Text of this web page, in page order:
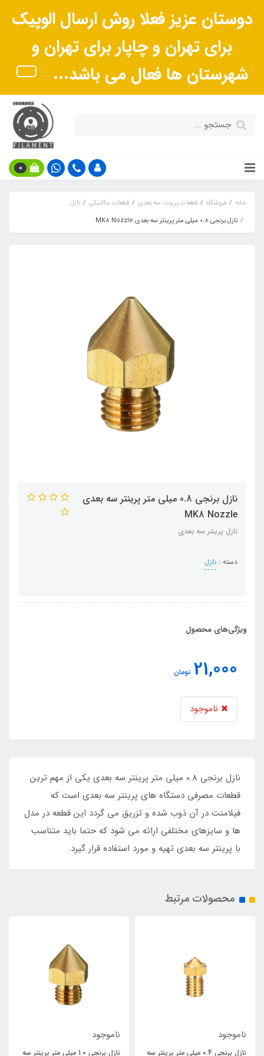
دوستان عزیز فعلا روش ارسال الوپیک
برای تهران و چاپار برای تهران و
شهرستان ها فعال می باشد...
0
خانه فروشگاه قطعات پرینت سه بعدی قطعات مکانیکی
نازل
نازل برنجی 0.8 میلی متر پرینتر سه بعدی MK8 Nozzle
نازل برنجی 0.8 میلی متر پرینتر سه بعدی
MK8 Nozzle
نازل پرینتر سه بعدی
دسته : نازل
ویژگی‌های محصول
21,000 تومان
ناموجود
نازل برنجی 0.8 میلی متر پرینتر سه بعدی یکی از مهم ترین
قطعات مصرفی دستگاه های پرینتر سه بعدی است که
فیلامنت در آن ذوب شده و تزریق می گردد این قطعه در مدل
ها و سایزهای مختلفی ارائه می شود که حتما باید متناسب
با پرینتر سه بعدی تهیه و مورد استفاده قرار گیرد.
محصولات مرتبط
ناموجود
نازل برنجی 0.4 میلی متر پرینتر سه
ناموجود
نازل برنجی 1.0 میلی متر پرینتر سه